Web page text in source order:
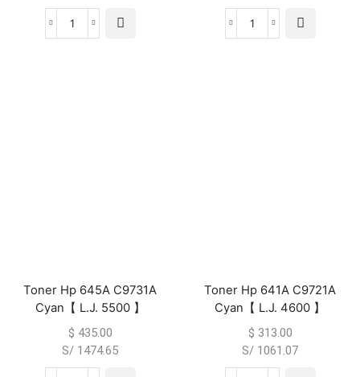
Toner Hp 645A C9731A
Cyan【 L.J. 5500 】
$ 435.00
S/ 1474.65
Toner Hp 641A C9721A
Cyan【 L.J. 4600 】
$ 313.00
S/ 1061.07